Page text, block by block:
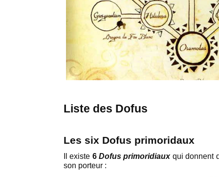
Liste des Dofus
Les six Dofus primoridaux
Il existe 6Dofus primoridiauxqui donnent
son porteur :